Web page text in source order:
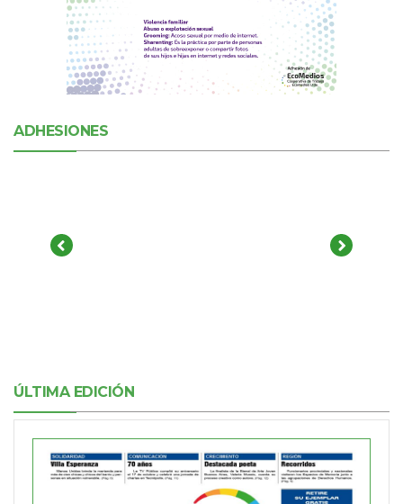
ADHESIONES
ÚLTIMA EDICIÓN